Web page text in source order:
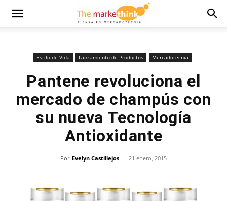
Estilo de Vida Lanzamiento de Productos Mercadotecnia
Pantene revoluciona el
mercado de champús con
su nueva Tecnología
Antioxidante
Por Evelyn Castillejos - 21 enero, 2015